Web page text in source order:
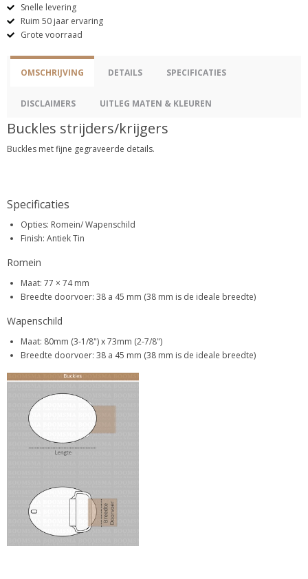
Snelle levering
Ruim 50 jaar ervaring
Grote voorraad
OMSCHRIJVING DETAILS SPECIFICATIES
DISCLAIMERS UITLEG MATEN & KLEUREN
Buckles strijders/krijgers
Buckles met fijne gegraveerde details.
Specificaties
Opties: Romein/ Wapenschild
Finish: Antiek Tin
Romein
Maat: 77 × 74 mm
Breedte doorvoer: 38 a 45 mm (38 mm is de ideale breedte)
Wapenschild
Maat: 80mm (3-1/8") x 73mm (2-7/8")
Breedte doorvoer: 38 a 45 mm (38 mm is de ideale breedte)